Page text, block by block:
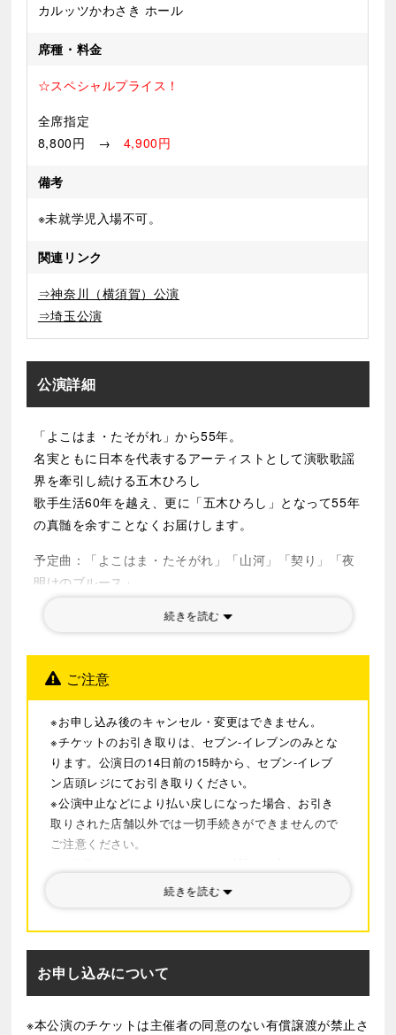
カルッツかわさき ホール
席種・料金
☆スペシャルプライス！
全席指定
8,800円 → 4,900円
備考
※未就学児入場不可。
関連リンク
⇒神奈川（横須賀）公演
⇒埼玉公演
公演詳細
続きを読む
「よこはま・たそがれ」から55年。
名実ともに日本を代表するアーティストとして演歌歌謡
界を牽引し続ける五木ひろし
歌手生活60年を越え、更に「五木ひろし」となって55年
の真髄を余すことなくお届けします。
予定曲：「よこはま・たそがれ」「山河」「契り」「夜
明けのブルース」
ご注意
続きを読む
※お申し込み後のキャンセル・変更はできません。
※チケットのお引き取りは、セブン-イレブンのみとな
ります。公演日の14日前の15時から、セブン-イレブ
ン店頭レジにてお引き取りください。
※公演中止などにより払い戻しになった場合、お引き
取りされた店舗以外では一切手続きができませんので
ご注意ください。
※車椅子スペースでのご観覧をご希望のお客さまはお
申し込み前に、アイエス(03-3355-3553/平日10:00～
い。
お申し込みについて
※本公演のチケットは主催者の同意のない有償譲渡が禁止さ